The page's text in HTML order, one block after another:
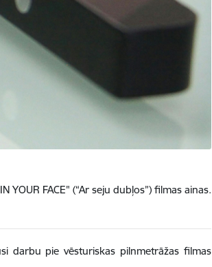
YOUR FACE" (“Ar seju dubļos”) filmas ainas.
darbu pie vēsturiskas pilnmetrāžas filmas